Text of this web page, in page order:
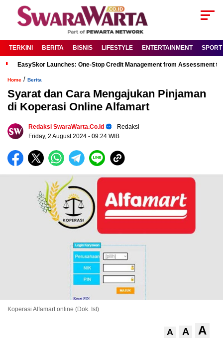
TERKINI BERITA BISNIS LIFESTYLE ENTERTAINMENT SPORT
EasySkor Launches: One-Stop Credit Management from Assessment
Home / Berita
Syarat dan Cara Mengajukan Pinjaman
di Koperasi Online Alfamart
Redaksi SwaraWarta.co.id
- Redaksi
Friday, 2 August 2024 - 09:24 WIB
Koperasi Alfamart online (Dok. Ist)
A A A